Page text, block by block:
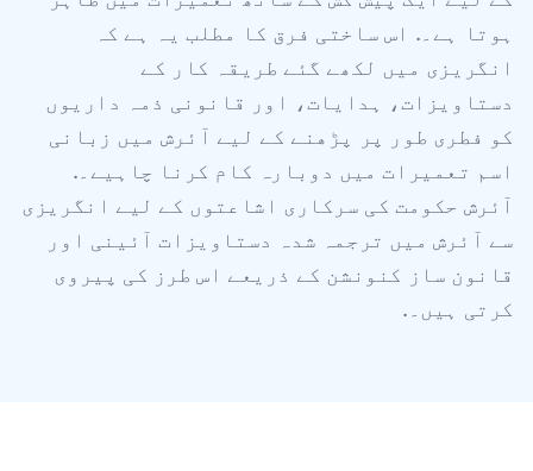
ہوتا ہے۔. اس ساختی فرق کا مطلب یہ ہے کہ
انگریزی میں لکھے گئے طریقہ کار کے
دستاویزات، ہدایات، اور قانونی ذمہ داریوں
کو فطری طور پر پڑھنے کے لیے آئرش میں زبانی
اسم تعمیرات میں دوبارہ کام کرنا چاہیے۔.
آئرش حکومت کی سرکاری اشاعتوں کے لیے انگریزی
سے آئرش میں ترجمہ شدہ دستاویزات آئینی اور
قانون ساز کنونشن کے ذریعے اس طرز کی پیروی
کرتی ہیں۔.